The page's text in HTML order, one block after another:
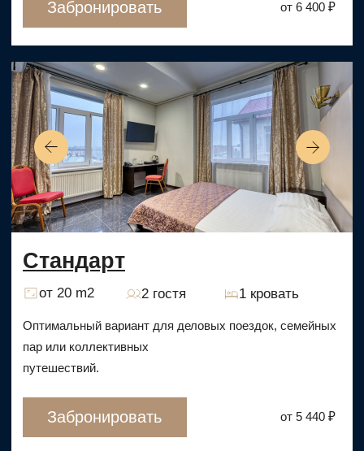
+7
Я согласен с условиями обработки персональных
данных, а такжеПолитикой конфиденциальности
Отправить
Ⓒ 2025, Hitrovka Hotel Moscow. Официальный
Часто задаваемые вопросы